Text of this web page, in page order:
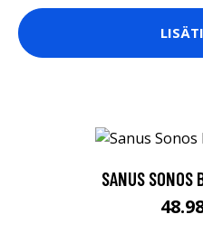
SANUS SONOS